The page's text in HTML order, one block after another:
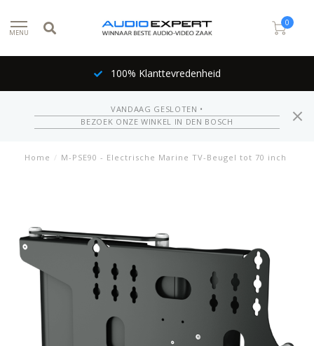
MENU
0
100% Klanttevredenheid
VANDAAG GESLOTEN •
BEZOEK ONZE WINKEL IN DEN BOSCH
Home / M-PSE90 - Electrische Marine TV-Beugel tot 70 inch